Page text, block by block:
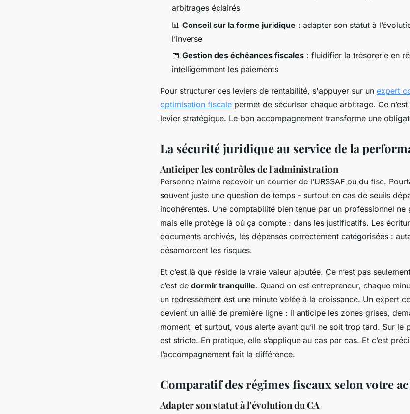
arbitrages éclairés
📊 Conseil sur la forme juridique : adapter son statut à
l’inverse
📅 Gestion des échéances fiscales : fluidifier la trésorerie en
intelligemment les paiements
Pour structurer ces leviers de rentabilité, s'appuyer sur un expert
optimisation fiscale permet de sécuriser chaque arbitrage. Ce
levier stratégique. Le bon accompagnement transforme une
La sécurité juridique au service de la
Anticiper les contrôles de l'administration
Personne n’aime recevoir un courrier de l’URSSAF ou du fisc.
souvent juste une question de temps - surtout en cas de seuils
incohérentes. Une comptabilité bien tenue par un professionnel ne
mais elle protège là où ça compte : dans les justificatifs. Les
documents archivés, les dépenses correctement catégorisées :
désamorcent les risques.
Et c’est là que réside la vraie valeur ajoutée. Ce n’est pas
c’est de dormir tranquille. Quand on est entrepreneur, chaque
un redressement est une minute volée à la croissance. Un expert
devient un allié de première ligne : il anticipe les zones grises,
moment, et surtout, vous alerte avant qu’il ne soit trop tard. Sur le
est stricte. En pratique, elle s’applique au cas par cas. Et c’est
l’accompagnement fait la différence.
Comparatif des régimes fiscaux selon votre
Adapter son statut à l'évolution du CA